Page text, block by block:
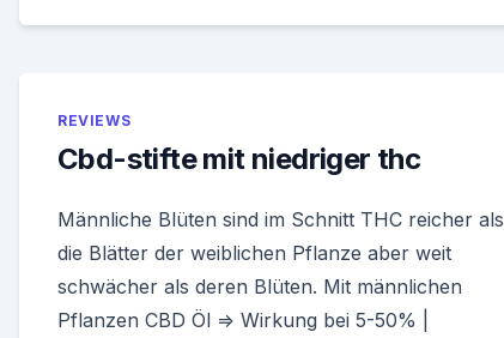
REVIEWS
Cbd-stifte mit niedriger thc
Männliche Blüten sind im Schnitt THC reicher als
die Blätter der weiblichen Pflanze aber weit
schwächer als deren Blüten. Mit männlichen
Pflanzen CBD Öl ⇒ Wirkung bei 5-50% |